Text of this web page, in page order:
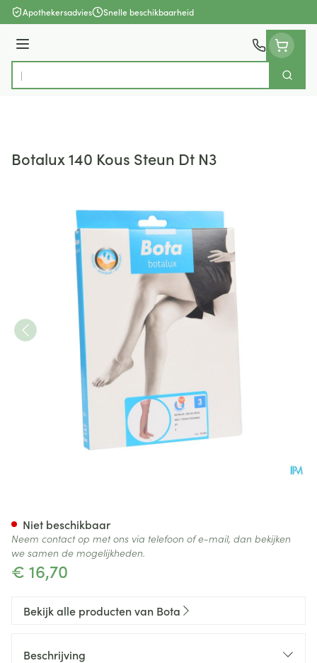
Ga naar de inhoud
Apothekersadvies Snelle beschikbaarheid
Menu
Product, merk, categorie...
Zoek
Botalux 140 Kous Steun Dt N3
€ 16,70
Niet beschikbaar
Neem contact op met ons via telefoon of e-mail, dan bekijken
we samen de mogelijkheden.
Bekijk alle producten van Bota
Beschrijving